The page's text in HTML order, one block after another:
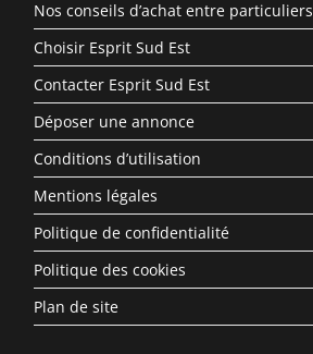
Nos conseils d’achat entre particuliers
Choisir Esprit Sud Est
Contacter Esprit Sud Est
Déposer une annonce
Conditions d’utilisation
Mentions légales
Politique de confidentialité
Politique des cookies
Plan de site